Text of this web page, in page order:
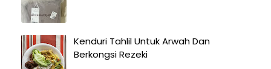
Kenduri Tahlil Untuk Arwah Dan
Berkongsi Rezeki